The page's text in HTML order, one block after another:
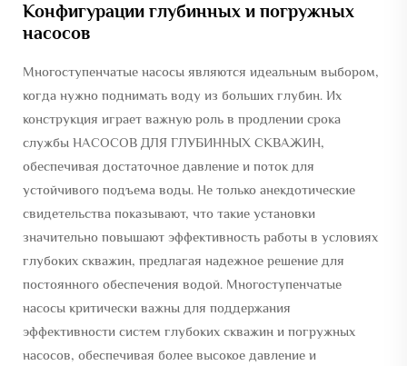
Конфигурации глубинных и погружных
насосов
Многоступенчатые насосы являются идеальным выбором,
когда нужно поднимать воду из больших глубин. Их
конструкция играет важную роль в продлении срока
службы НАСОСОВ ДЛЯ ГЛУБИННЫХ СКВАЖИН,
обеспечивая достаточное давление и поток для
устойчивого подъема воды. Не только анекдотические
свидетельства показывают, что такие установки
значительно повышают эффективность работы в условиях
глубоких скважин, предлагая надежное решение для
постоянного обеспечения водой. Многоступенчатые
насосы критически важны для поддержания
эффективности систем глубоких скважин и погружных
насосов, обеспечивая более высокое давление и